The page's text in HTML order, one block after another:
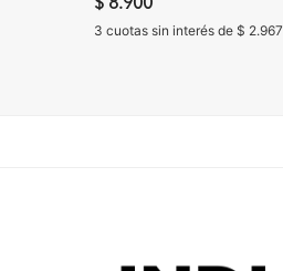
$ 8.900
3 cuotas sin interés de $ 2.967